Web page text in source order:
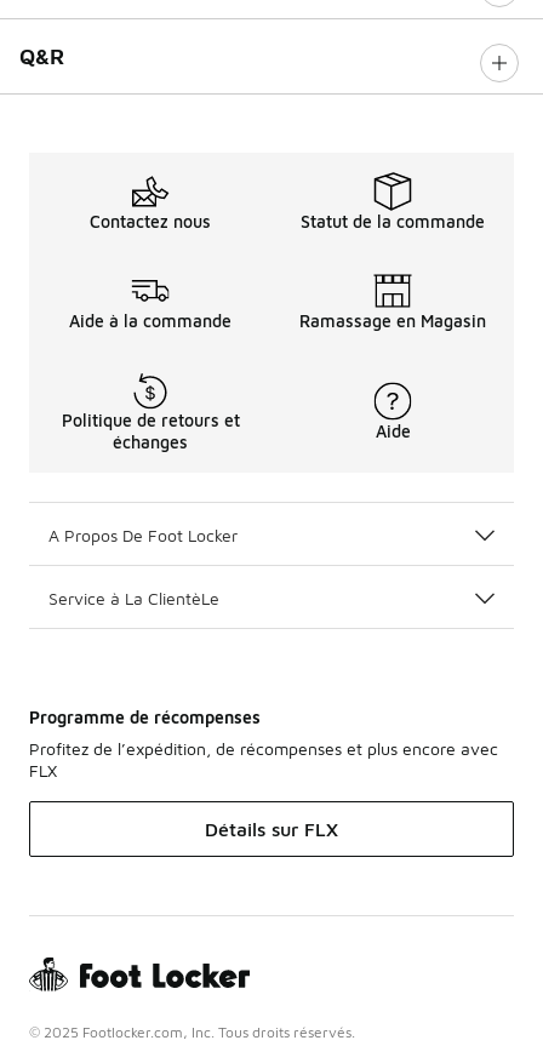
Q&R
Contactez nous Statut de la commande
Aide à la commande Ramassage en Magasin
Politique de retours et
échanges
Aide
A Propos De Foot Locker
Service à La ClientèLe
Programme de récompenses
Profitez de l’expédition, de récompenses et plus encore avec
FLX
Détails sur FLX
© 2025 Footlocker.com, Inc. Tous droits réservés.